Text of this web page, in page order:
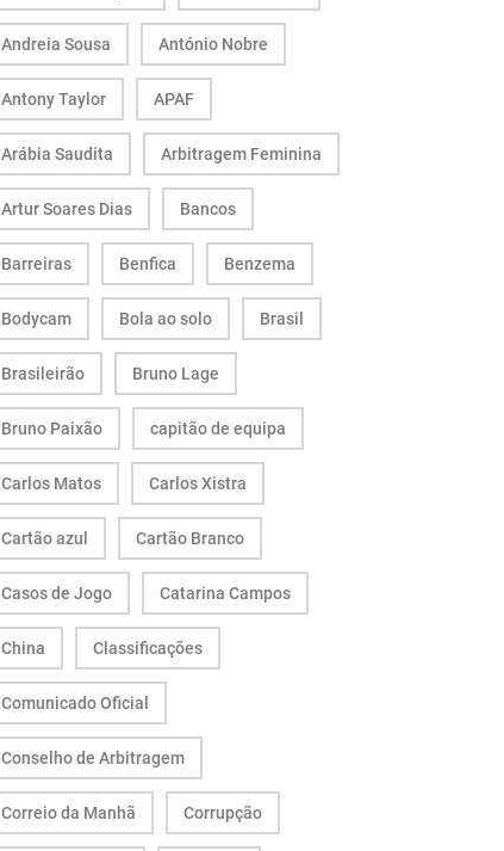
Andreia Sousa António Nobre
Antony Taylor APAF
Arábia Saudita Arbitragem Feminina
Artur Soares Dias Bancos
Barreiras Benfica Benzema
Bodycam Bola ao solo Brasil
Brasileirão Bruno Lage
Bruno Paixão capitão de equipa
Carlos Matos Carlos Xistra
Cartão azul Cartão Branco
Casos de Jogo Catarina Campos
China Classificações
Comunicado Oficial
Conselho de Arbitragem
Correio da Manhã Corrupção